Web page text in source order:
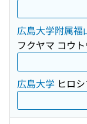
広島大学附属福
フクヤマ コウ
広島大学 ヒロ